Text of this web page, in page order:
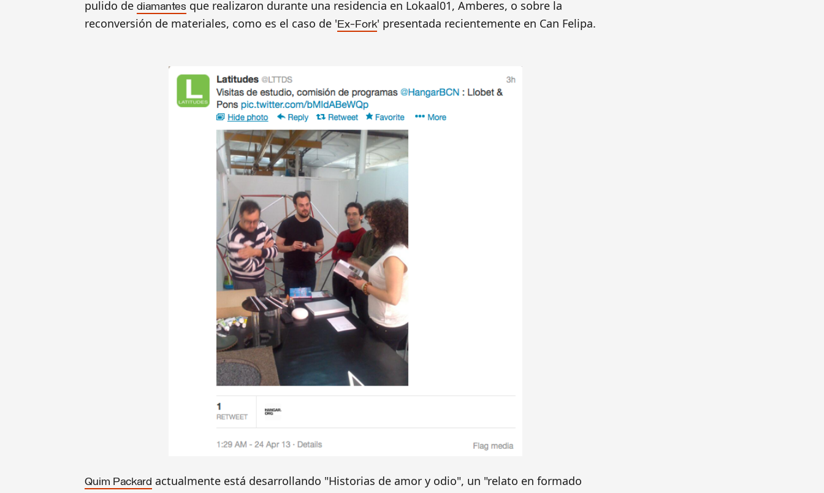
pulido de diamantes que realizaron durante una residencia en Lokaal01, Amberes, o sobre la
reconversión de materiales, como es el caso de 'Ex-Fork' presentada recientemente en Can Felipa.
Quim Packard actualmente está desarrollando "Historias de amor y odio", un "relato en formado